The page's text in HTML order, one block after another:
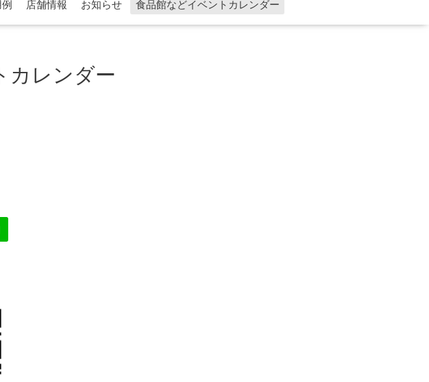
店舗情報 お知らせ 食品館などイベントカレンダー
カレンダー